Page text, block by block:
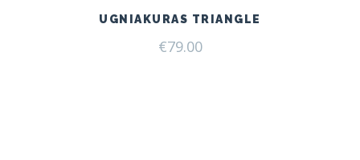
UGNIAKURAS TRIANGLE
€79.00